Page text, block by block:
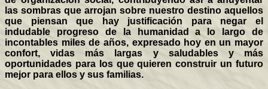
las sombras que arrojan sobre nuestro destino aquellos
que piensan que hay justificación para negar el
indudable progreso de la humanidad a lo largo de
incontables miles de años, expresado hoy en un mayor
confort, vidas más largas y saludables y más
oportunidades para los que quieren construir un futuro
mejor para ellos y sus familias.